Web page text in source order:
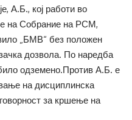
А.Б., кој работи во
на Собрание на РСМ,
„БМВ“ без положен
дозвола. По наредба
одземено.Против А.Б. е
на дисциплинска
за кршење на